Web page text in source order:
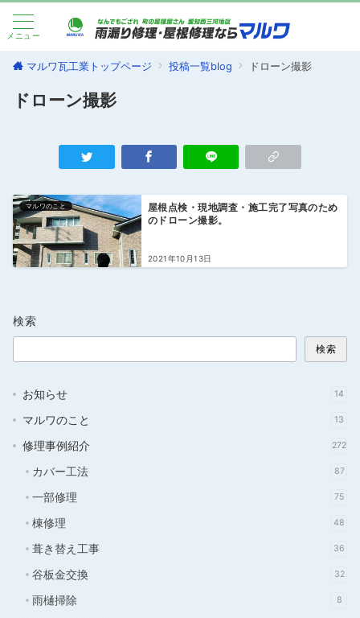
メニュー
マルワ瓦工業トップページ 投稿一覧blog ドローン撮影
ドローン撮影
マルワのこと
屋根点検・現地調査・施工完了写真のため
のドローン撮影。
2021年10月13日
検索
検索
お知らせ 14
マルワのこと 13
修理事例紹介 272
カバー工法 87
一部修理 75
棟修理 48
葺き替え工事 36
谷板金交換 32
雨樋掃除 8